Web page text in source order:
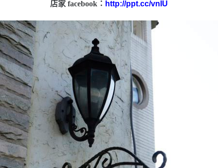
店家 facebook： http://ppt.cc/vnIU